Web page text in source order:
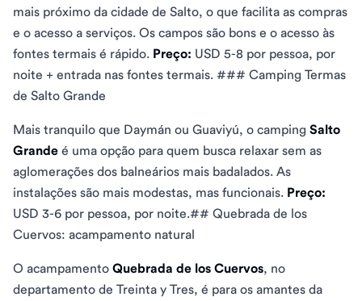
mais próximo da cidade de Salto, o que facilita as compras
e o acesso a serviços. Os campos são bons e o acesso às
fontes termais é rápido. Preço: USD 5-8 por pessoa, por
noite + entrada nas fontes termais. ### Camping Termas
de Salto Grande
Mais tranquilo que Daymán ou Guaviyú, o camping Salto
Grande é uma opção para quem busca relaxar sem as
aglomerações dos balneários mais badalados. As
instalações são mais modestas, mas funcionais. Preço:
USD 3-6 por pessoa, por noite.## Quebrada de los
Cuervos: acampamento natural
O acampamento Quebrada de los Cuervos, no
departamento de Treinta y Tres, é para os amantes da